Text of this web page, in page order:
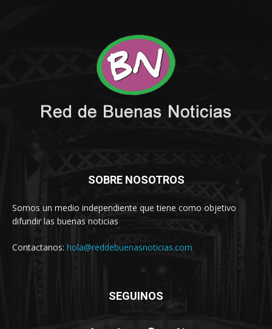
SOBRE NOSOTROS
Somos un medio independiente que tiene como objetivo
difundir las buenas noticias
Contactanos: hola@reddebuenasnoticias.com
SEGUINOS